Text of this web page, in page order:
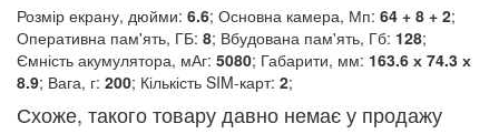
Розмір екрану, дюйми: 6.6; Основна камера, Мп: 64 + 8 + 2;
Оперативна пам'ять, ГБ: 8; Вбудована пам'ять, Гб: 128;
Ємність акумулятора, мАг: 5080; Габарити, мм: 163.6 х 74.3 х
8.9; Вага, г: 200; Кількість SIM-карт: 2;
Схоже, такого товару давно немає у продажу